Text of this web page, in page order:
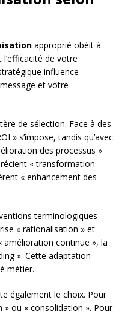
approprié obéit à
de votre
influence
et votre
de sélection. Face à des
» s’impose, tandis qu’avec
des processus »
« transformation
« enhancement des
terminologiques
« rationalisation » et
amélioration continue », la
». Cette adaptation
métier.
également le choix. Pour
ou « consolidation ». Pour